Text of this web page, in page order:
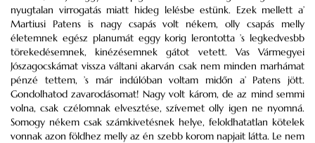
nyugtalan virrogatás miatt hideg lelésbe estünk. Ezek mellett a’
Martiusi Patens is nagy csapás volt nékem, olly csapás melly
életemnek egész planumát eggy korig lerontotta ’s legkedvesbb
törekedésemnek, kinézésemnek gátot vetett. Vas Vármegyei
Jószagocskámat vissza váltani akarván csak nem minden marhámat
pénzé tettem, ’s már indúlóban voltam midőn a’ Patens jött.
Gondolhatod zavarodásomat! Nagy volt károm, de az mind semmi
volna, csak czélomnak elvesztése, szívemet olly igen ne nyomná.
Somogy nékem csak számkivetésnek helye, feloldhatatlan kötelek
vonnak azon földhez melly az én szebb korom napjait látta. Le nem